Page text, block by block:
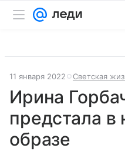
11 января 2022 Светская
Ирина
предстала
образе